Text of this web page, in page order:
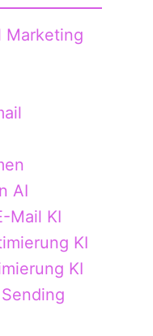
Marketing
AI
Mail KI
KI
KI